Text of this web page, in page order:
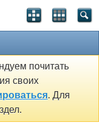
почитать
своих
. Для